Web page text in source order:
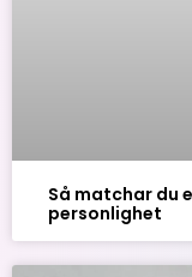
Så matchar du
personlighet